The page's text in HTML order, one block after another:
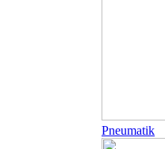
Pneumatik